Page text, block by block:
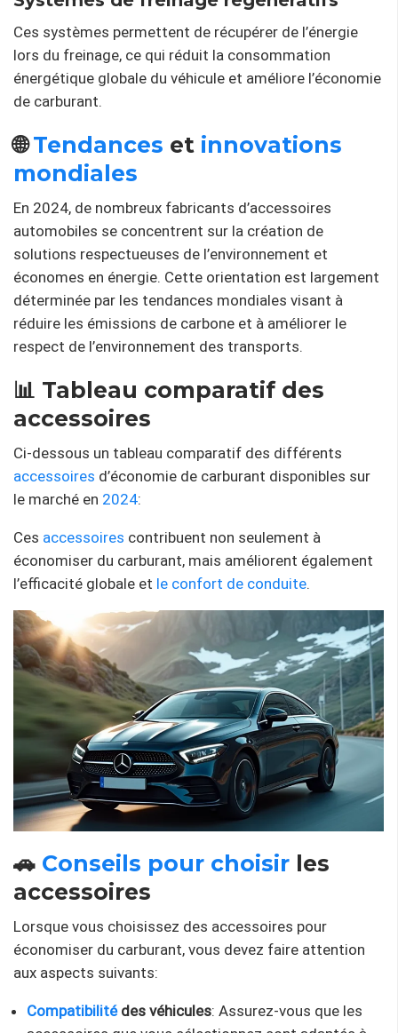
Ces systèmes permettent de récupérer de l’énergie
lors du freinage, ce qui réduit la consommation
énergétique globale du véhicule et améliore l’économie
de carburant.
🌐Tendances et innovations
mondiales
En 2024, de nombreux fabricants d’accessoires
automobiles se concentrent sur la création de
solutions respectueuses de l’environnement et
économes en énergie. Cette orientation est largement
déterminée par les tendances mondiales visant à
réduire les émissions de carbone et à améliorer le
respect de l’environnement des transports.
📊 Tableau comparatif des
accessoires
Ci-dessous un tableau comparatif des différents
accessoires d’économie de carburant disponibles sur
le marché en 2024:
Ces accessoires contribuent non seulement à
économiser du carburant, mais améliorent également
l’efficacité globale et le confort de conduite.
🚗 Conseils pour choisir les
accessoires
Lorsque vous choisissez des accessoires pour
économiser du carburant, vous devez faire attention
aux aspects suivants:
Compatibilitédes véhicules: Assurez-vous que les